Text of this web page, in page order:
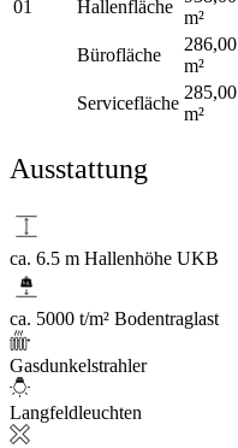
01 Hallenfläche
m²
Bürofläche
286,00
m²
Servicefläche
285,00
m²
Ausstattung
ca. 6.5 m Hallenhöhe UKB
ca. 5000 t/m² Bodentraglast
Gasdunkelstrahler
Langfeldleuchten